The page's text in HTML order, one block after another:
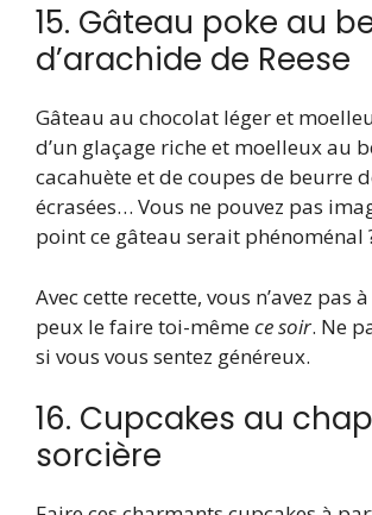
15. Gâteau poke au
d’arachide de Reese
Gâteau au chocolat léger et
d’un glaçage riche et moelleux au
cacahuète et de coupes de beurre
écrasées… Vous ne pouvez pas
point ce gâteau serait phénoménal
Avec cette recette, vous n’avez pas
peux le faire toi-mêmece soir. Ne
si vous vous sentez généreux.
16. Cupcakes au
sorcière